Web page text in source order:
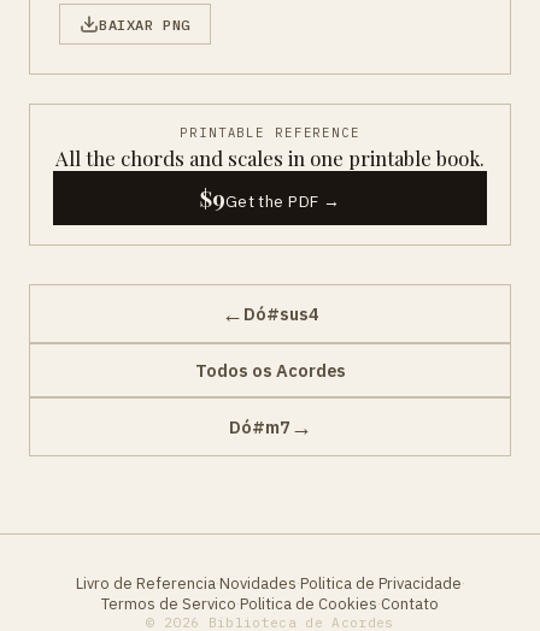
BAIXAR PNG
PRINTABLE REFERENCE
All the chords and scales in one printable book.
$9Get the PDF →
← Dó#sus4
Todos os Acordes
Dó#m7 →
Livro de Referencia·Novidades·Politica de Privacidade·
Termos de Servico·Politica de Cookies·Contato
© 2026 Biblioteca de Acordes